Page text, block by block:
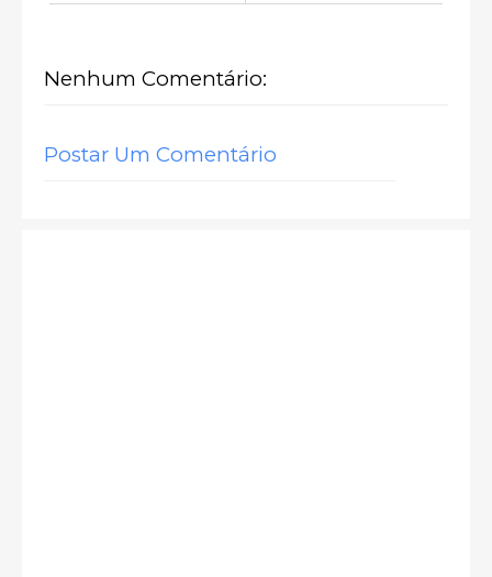
Nenhum Comentário:
Postar Um Comentário